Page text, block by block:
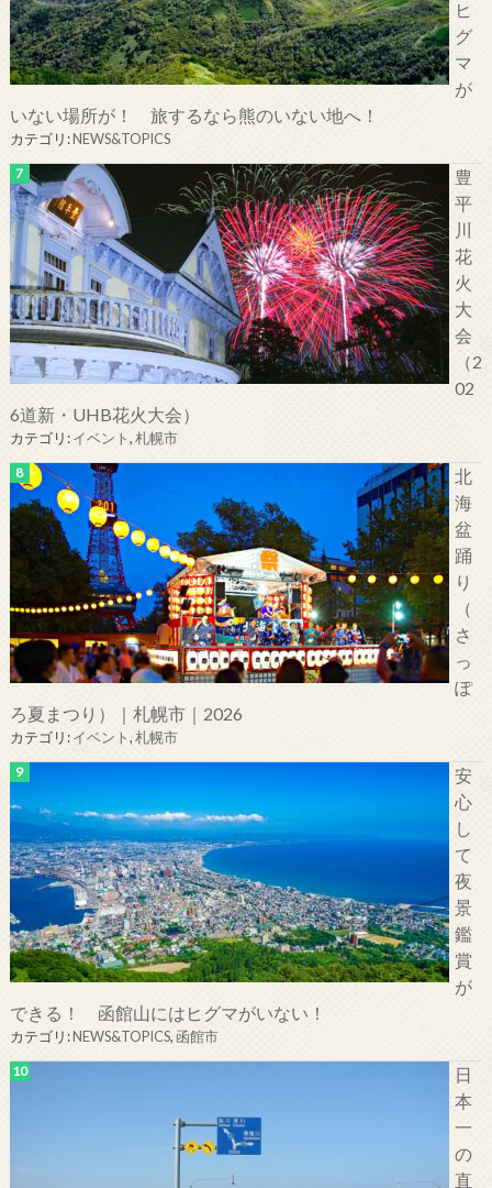
ヒ
グ
マ
が
いない場所が！ 旅するなら熊のいない地へ！
カテゴリ:NEWS&TOPICS
豊
平
川
花
火
大
会
（2
02
6道新・UHB花火大会）
カテゴリ:イベント,札幌市
北
海
盆
踊
り
（
さ
っ
ぽ
ろ夏まつり）｜札幌市｜2026
カテゴリ:イベント,札幌市
安
心
し
て
夜
景
鑑
賞
が
できる！ 函館山にはヒグマがいない！
カテゴリ:NEWS&TOPICS,函館市
日
本
一
の
直